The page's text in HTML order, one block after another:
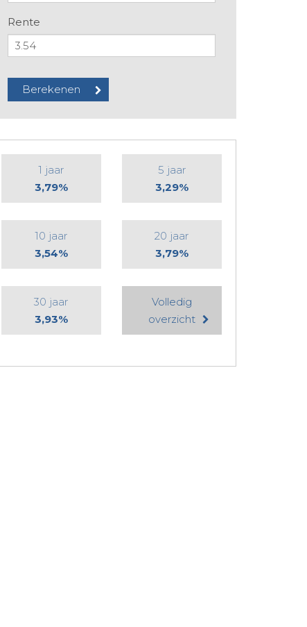
Rente
1 jaar
3,79%
5 jaar
3,29%
10 jaar
3,54%
20 jaar
3,79%
30 jaar
3,93%
Volledig
overzicht